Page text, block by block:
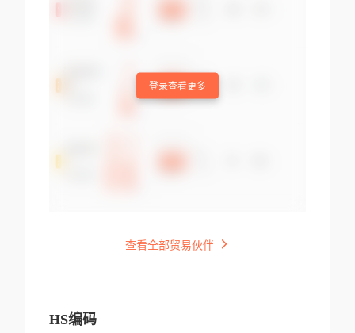
登录查看更多
查看全部贸易伙伴
HS编码